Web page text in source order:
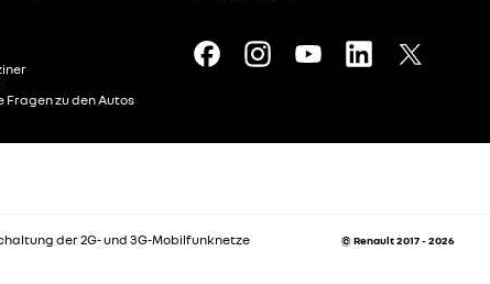
zu den Autos
der 2G- und 3G-Mobilfunknetze © Renault 2017 - 2026